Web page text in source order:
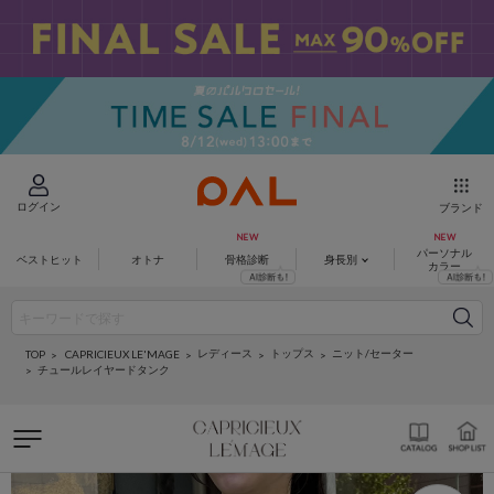
ログイン ブランド
ベストヒット オトナ 骨格診断 身長別
パーソナル
カラー
TOP CAPRICIEUX LE'MAGE レディース トップス
ニット/セーター
チュールレイヤードタンク